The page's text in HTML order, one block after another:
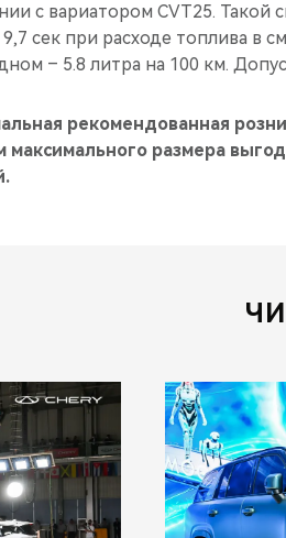
с вариатором CVT25. Такой
9,7 сек при расходе топлива в
– 5.8 литра на 100 км.
рекомендованная
максимального размера